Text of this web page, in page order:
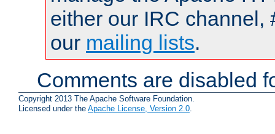
either our IRC channel,
our mailing lists.
Comments are disabled
Copyright 2013 The Apache Software Foundation.
Licensed under the Apache License, Version 2.0.